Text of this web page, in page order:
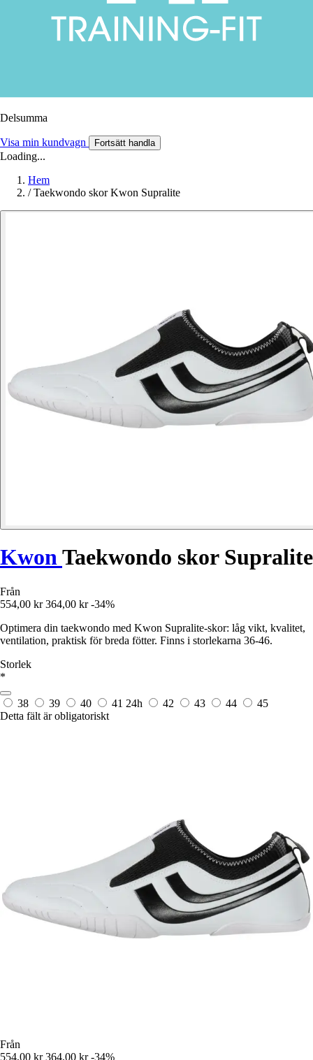
Delsumma
Visa min kundvagn Fortsätt handla
Loading...
Hem
/ Taekwondo skor Kwon Supralite
KwonTaekwondo skor Supralite
Från
554,00 kr 364,00 kr -34%
Optimera din taekwondo med Kwon Supralite-skor: låg vikt, kvalitet,
ventilation, praktisk för breda fötter. Finns i storlekarna 36-46.
Storlek
*
38 39 40 41 24h 42 43 44
45
Detta fält är obligatoriskt
Från
554,00 kr 364,00 kr -34%